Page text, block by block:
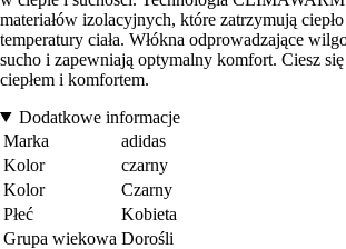
materiałów izolacyjnych, które zatrzymują
temperatury ciała. Włókna odprowadzające
sucho i zapewniają optymalny komfort. Ciesz
ciepłem i komfortem.
Dodatkowe informacje
Marka
adidas
Kolor
czarny
Kolor
Czarny
Płeć
Kobieta
Grupa wiekowa Dorośli